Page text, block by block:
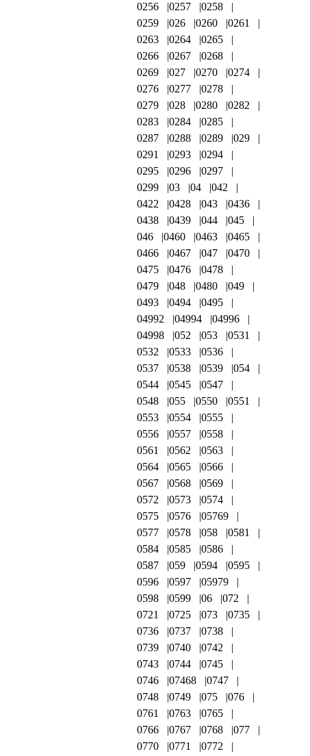
0256
0257
0258
0259
026 0260
0261
0263
0264
0265
0266
0267
0268
0269
027 0270
0274
0276
0277
0278
0279
028 0280
0282
0283
0284
0285
0287
0288 0289
029
0291
0293
0294
0295
0296
0297
0299
03 04
042
0422
0428 043
0436
0438
0439 044
045
046
0460 0463
0465
0466
0467 047
0470
0475
0476
0478
0479
048 0480
049
0493
0494
0495
04992
04994
04996
04998
052 053
0531
0532
0533
0536
0537
0538 0539
054
0544
0545
0547
0548
055 0550
0551
0553
0554
0555
0556
0557
0558
0561
0562
0563
0564
0565
0566
0567
0568
0569
0572
0573
0574
0575
0576
05769
0577
0578 058
0581
0584
0585
0586
0587
059 0594
0595
0596
0597
05979
0598
0599 06
072
0721
0725 073
0735
0736
0737
0738
0739
0740
0742
0743
0744
0745
0746
07468
0747
0748
0749 075
076
0761
0763
0765
0766
0767 0768
077
0770
0771
0772